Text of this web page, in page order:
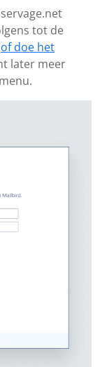
tot de
of doe het
later meer